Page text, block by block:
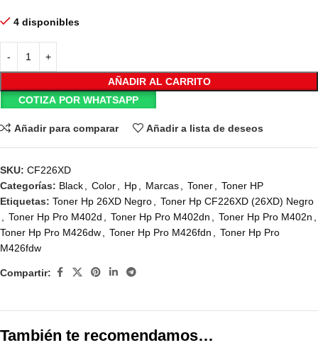
4 disponibles
AÑADIR AL CARRITO
COTIZA POR WHATSAPP
Añadir para comparar Añadir a lista de deseos
SKU: CF226XD
Categorías: Black Color Hp Marcas Toner
Toner HP
Etiquetas: Toner Hp 26XD Negro
Toner Hp CF226XD (26XD) Negro
Toner Hp Pro M402d Toner Hp Pro M402dn Toner Hp Pro M402n
Toner Hp Pro M426dw
Toner Hp Pro M426fdn
Toner Hp Pro
M426fdw
Compartir:
También te recomendamos…